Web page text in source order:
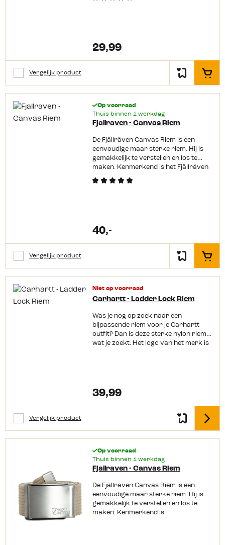
Gemaakt van Canvas Makkelijk in te
29,99
Vergelijk product In het
Op voorraad
Thuis binnen 1 werkdag
Fjallraven - Canvas Riem
De Fjällräven Canvas Riem is een
eenvoudige maar sterke riem. Hij is
gemakkelijk te verstellen en los te
maken. Kenmerkend is het Fjällräven
logo op de gesp. Productkenmerken:
Gemaakt van Canvas Makkelijk in te
40,-
Vergelijk product In het
Niet op voorraad
Carhartt - Ladder Lock Riem
Was je nog op zoek naar een
bijpassende riem voor je Carhartt
outfit? Dan is deze sterke nylon riem
wat je zoekt. Het logo van het merk is
goed. Productkenmerken: Materiaal:
nylon Stevige D-ring Ingeweven logo
van Carhartt
39,99
Vergelijk product
Op voorraad
Thuis binnen 1 werkdag
Fjallraven - Canvas Riem
De Fjällräven Canvas Riem is een
eenvoudige maar sterke riem. Hij is
gemakkelijk te verstellen en los te
maken. Kenmerkend is